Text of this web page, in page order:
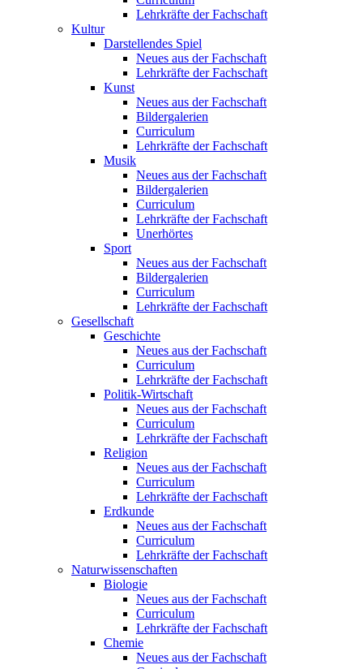
Lehrkräfte der Fachschaft
Kultur
Darstellendes Spiel
Neues aus der Fachschaft
Lehrkräfte der Fachschaft
Kunst
Neues aus der Fachschaft
Bildergalerien
Curriculum
Lehrkräfte der Fachschaft
Musik
Neues aus der Fachschaft
Bildergalerien
Curriculum
Lehrkräfte der Fachschaft
Unerhörtes
Sport
Neues aus der Fachschaft
Bildergalerien
Curriculum
Lehrkräfte der Fachschaft
Gesellschaft
Geschichte
Neues aus der Fachschaft
Curriculum
Lehrkräfte der Fachschaft
Politik-Wirtschaft
Neues aus der Fachschaft
Curriculum
Lehrkräfte der Fachschaft
Religion
Neues aus der Fachschaft
Curriculum
Lehrkräfte der Fachschaft
Erdkunde
Neues aus der Fachschaft
Curriculum
Lehrkräfte der Fachschaft
Naturwissenschaften
Biologie
Neues aus der Fachschaft
Curriculum
Lehrkräfte der Fachschaft
Chemie
Neues aus der Fachschaft